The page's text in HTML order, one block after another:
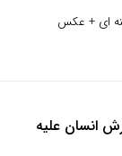
ای + عکس
انسان علیه